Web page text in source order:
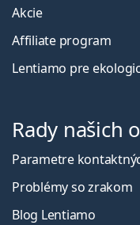
Akcie
Affiliate program
Lentiamo pre
Rady našich
Parametre
Problémy so zrakom
Blog Lentiamo